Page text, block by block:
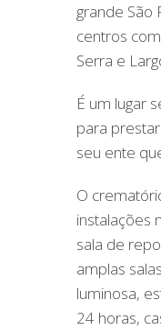
grande São
centros
Serra e
É um lugar
para
seu ente
O
instalações
sala de
amplas
luminosa,
24 horas,